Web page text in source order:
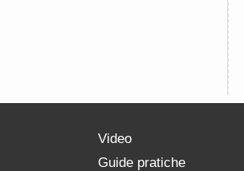
Video
Guide pratiche